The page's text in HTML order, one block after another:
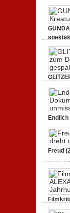
21. April
3.
Endlich
19. Mai
Freud
11. April